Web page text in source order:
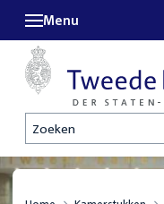
Zoeken
Menu